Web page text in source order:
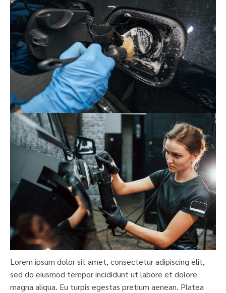
Lorem ipsum dolor sit amet, consectetur adipiscing elit,
sed do eiusmod tempor incididunt ut labore et dolore
magna aliqua. Eu turpis egestas pretium aenean. Platea